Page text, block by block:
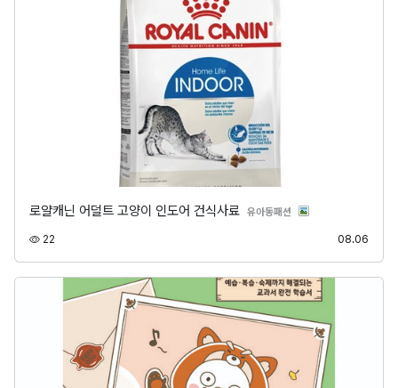
로얄캐닌 어덜트 고양이 인도어 건식사료 유아동패션 분류
22 08.06